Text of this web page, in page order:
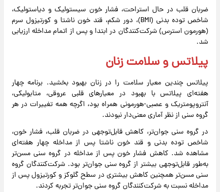
ضربان قلب در حال استراحت، فشار خون سیستولیک و دیاستولیک،
شاخص توده بدنی (BMI)، دور شکم، قند خون ناشتا و کورتیزول سرم
(هورمون استرس) شرکت‌کنندگان در ابتدا و پس از اتمام مداخله ارزیابی
شد.
پیلاتس و سلامت زنان
پیلاتس چندین معیار سلامت را در زنان بهبود بخشید. برنامه چهار
هفته‌ای پیلاتس با بهبود در معیارهای قلبی عروقی، متابولیکی،
آنتروپومتریک و عصبی-هورمونی همراه بود، اگرچه همه تغییرات در هر
گروه سنی از نظر آماری معنی‌دار نبودند.
در گروه سنی جوان‌تر، کاهش قابل‌توجهی در ضربان قلب، فشار خون،
شاخص توده بدنی و قند خون ناشتا پس از مداخله چهار هفته‌ای
مشاهده شد. کاهش فشار خون پس از مداخله در گروه سنی مسن‌تر
به‌طور قابل‌توجهی بیشتر از گروه سنی جوان‌تر بود. شرکت‌کنندگان گروه
سنی مسن‌تر همچنین کاهش بیشتری در سطح گلوکز و کورتیزول پس از
مداخله نسبت به شرکت‌کنندگان گروه سنی جوان‌تر تجربه کردند.